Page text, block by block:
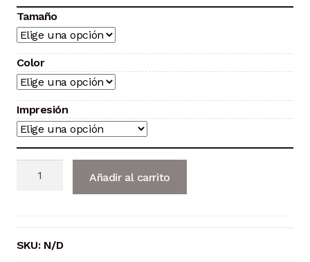
186,19 €
Tamaño
Color
Impresión
cantidad
Añadir al carrito
SKU: N/D